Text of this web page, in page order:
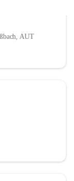
AUT